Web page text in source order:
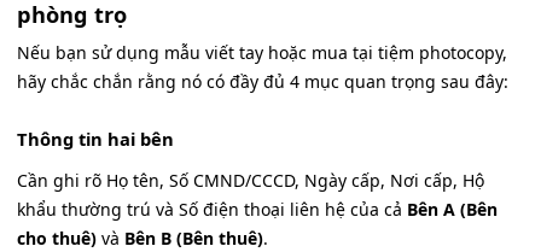
phòng trọ
Nếu bạn sử dụng mẫu viết tay hoặc mua tại tiệm photocopy,
hãy chắc chắn rằng nó có đầy đủ 4 mục quan trọng sau đây:
Thông tin hai bên
Cần ghi rõ Họ tên, Số CMND/CCCD, Ngày cấp, Nơi cấp, Hộ
khẩu thường trú và Số điện thoại liên hệ của cả Bên A (Bên
cho thuê) và Bên B (Bên thuê).